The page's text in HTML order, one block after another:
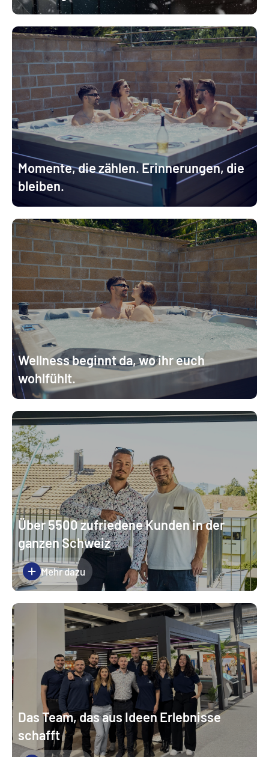
Momente, die zählen. Erinnerungen, die
bleiben.
Wellness beginnt da, wo ihr euch
wohlfühlt.
Über 5500 zufriedene Kunden in der
ganzen Schweiz
Mehr dazu
Das Team, das aus Ideen Erlebnisse
schafft